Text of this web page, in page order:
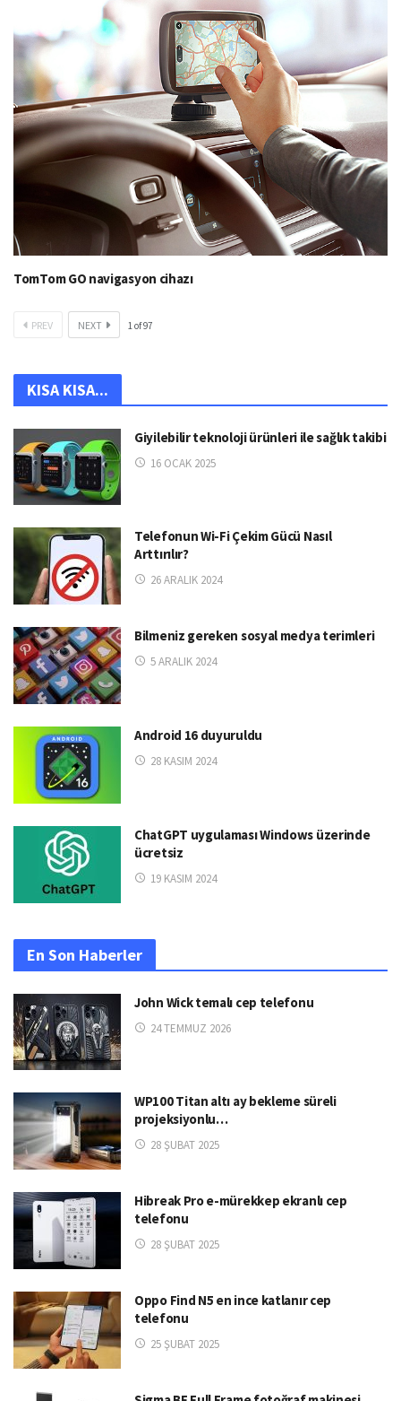
TomTom GO navigasyon cihazı
PREV NEXT 1 of97
KISA KISA...
Giyilebilir teknoloji ürünleri ile sağlık takibi
16 OCAK 2025
Telefonun Wi-Fi Çekim Gücü Nasıl
Arttırılır?
26 ARALIK 2024
Bilmeniz gereken sosyal medya terimleri
5 ARALIK 2024
Android 16 duyuruldu
28 KASIM 2024
ChatGPT uygulaması Windows üzerinde
ücretsiz
19 KASIM 2024
En Son Haberler
John Wick temalı cep telefonu
24 TEMMUZ 2026
WP100 Titan altı ay bekleme süreli
projeksiyonlu…
28 ŞUBAT 2025
Hibreak Pro e-mürekkep ekranlı cep
telefonu
28 ŞUBAT 2025
Oppo Find N5 en ince katlanır cep
telefonu
25 ŞUBAT 2025